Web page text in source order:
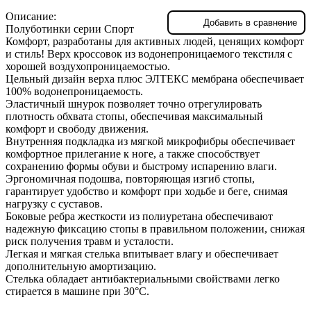
Добавить в сравнение
Описание:
Полуботинки серии Спорт
Комфорт, разработаны для активных людей, ценящих комфорт
и стиль! Верх кроссовок из водонепроницаемого текстиля с
хорошей воздухопроницаемостью.
Цельный дизайн верха плюс ЭЛТЕКС мембрана обеспечивает
100% водонепроницаемость.
Эластичный шнурок позволяет точно отрегулировать
плотность обхвата стопы, обеспечивая максимальный
комфорт и свободу движения.
Внутренняя подкладка из мягкой микрофибры обеспечивает
комфортное прилегание к ноге, а также способствует
сохранению формы обуви и быстрому испарению влаги.
Эргономичная подошва, повторяющая изгиб стопы,
гарантирует удобство и комфорт при ходьбе и беге, снимая
нагрузку с суставов.
Боковые ребра жесткости из полиуретана обеспечивают
надежную фиксацию стопы в правильном положении, снижая
риск получения травм и усталости.
Легкая и мягкая стелька впитывает влагу и обеспечивает
дополнительную амортизацию.
Стелька обладает антибактериальными свойствами легко
стирается в машине при 30°C.